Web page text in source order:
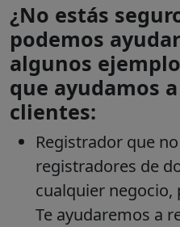
¿No estás
podemos
algunos
que ayudamos
clientes:
Registrador que
registradores de
cualquier negocio,
Te ayudaremos a